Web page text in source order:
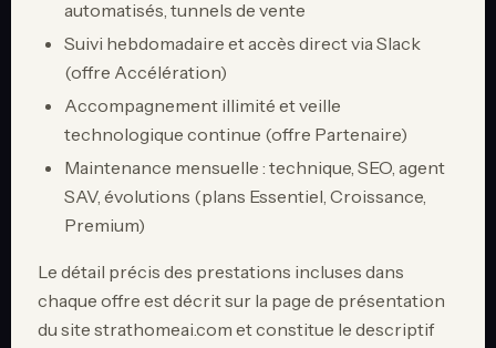
automatisés, tunnels de vente
Suivi hebdomadaire et accès direct via Slack
(offre Accélération)
Accompagnement illimité et veille
technologique continue (offre Partenaire)
Maintenance mensuelle : technique, SEO, agent
SAV, évolutions (plans Essentiel, Croissance,
Premium)
Le détail précis des prestations incluses dans
chaque offre est décrit sur la page de présentation
du site strathomeai.com et constitue le descriptif